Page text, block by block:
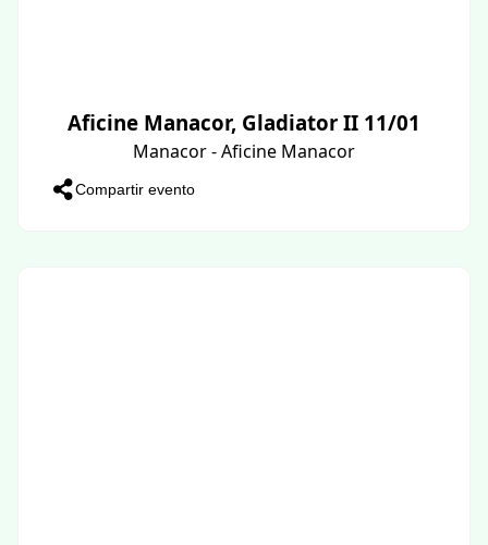
Aficine Manacor, Gladiator II 11/01
Manacor - Aficine Manacor
Compartir evento